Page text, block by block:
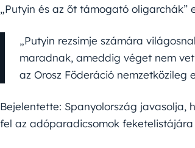
„Putyin és az őt támogató oligarchák”
„Putyin rezsimje számára
maradnak, ameddig véget nem
az Orosz Föderáció nemzetközileg
Bejelentette: Spanyolország javasolja,
fel az adóparadicsomok feketelistájára